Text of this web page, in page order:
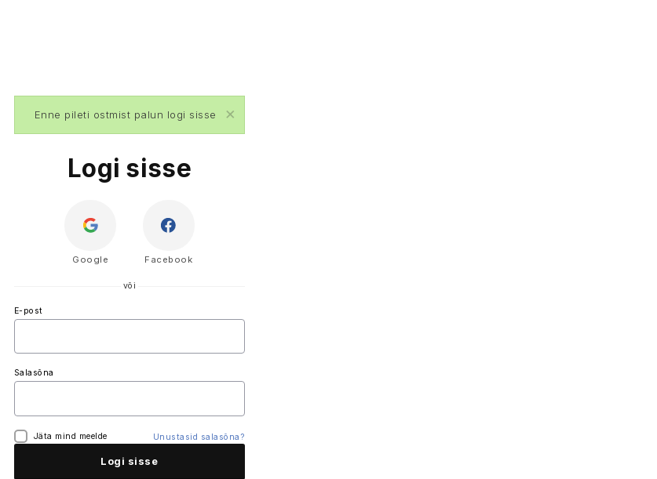
Enne pileti ostmist palun logi sisse ×
Logi sisse
Google Facebook
või
E-post
Salasõna
Jäta mind meelde Unustasid salasõna?